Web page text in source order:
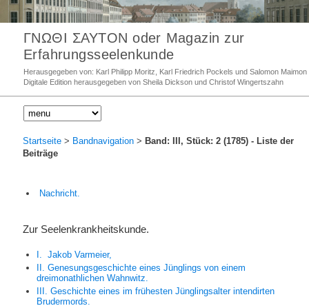
ΓΝΩΘΙ ΣΑΥΤΟΝ oder Magazin zur
Erfahrungsseelenkunde
Herausgegeben von: Karl Philipp Moritz, Karl Friedrich Pockels und Salomon Maimon
Digitale Edition herausgegeben von Sheila Dickson und Christof Wingertszahn
Startseite > Bandnavigation > Band: III, Stück: 2 (1785) - Liste der
Beiträge
Nachricht.
Zur Seelenkrankheitskunde.
I. Jakob Varmeier,
II. Genesungsgeschichte eines Jünglings von einem
dreimonathlichen Wahnwitz.
III. Geschichte eines im frühesten Jünglingsalter intendirten
Brudermords.